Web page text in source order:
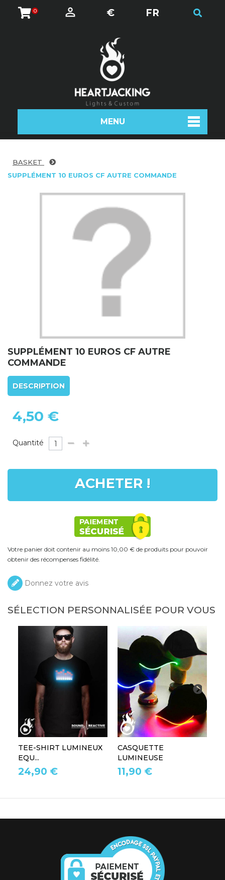
0 € FR
MENU
BASKET
SUPPLÉMENT 10 EUROS CF AUTRE COMMANDE
SUPPLÉMENT 10 EUROS CF AUTRE
COMMANDE
DESCRIPTION
4,50 €
Quantité
ACHETER !
Votre panier doit contenir au moins 10,00 € de produits pour pouvoir
obtenir des récompenses fidélité.
Donnez votre avis
SÉLECTION PERSONNALISÉE POUR VOUS
TEE-SHIRT LUMINEUX
EQU...
24,90 €
CASQUETTE
LUMINEUSE
11,90 €